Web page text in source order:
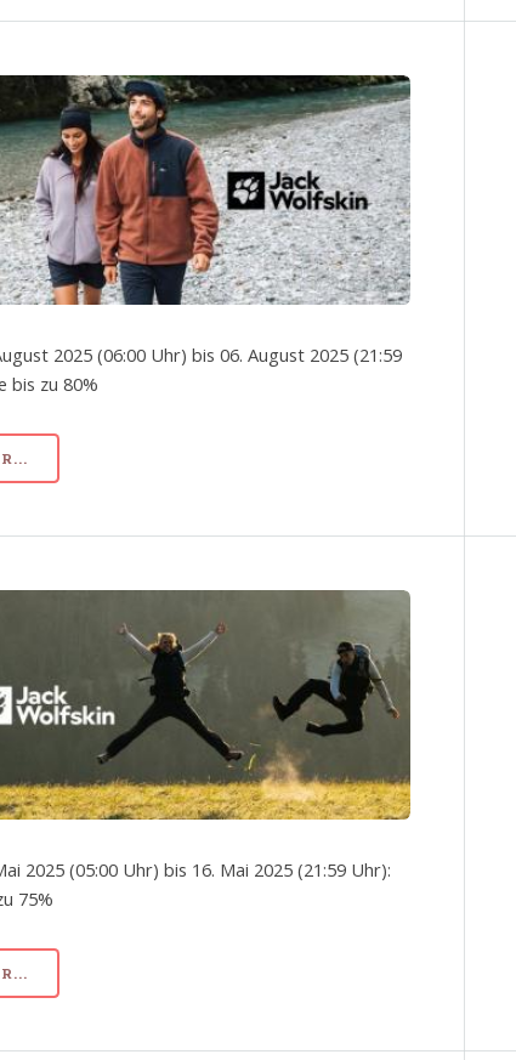
2025 (06:00 Uhr) bis 06. August 2025 (21:59
bis zu 80%
2025 (05:00 Uhr) bis 16. Mai 2025 (21:59 Uhr):
75%